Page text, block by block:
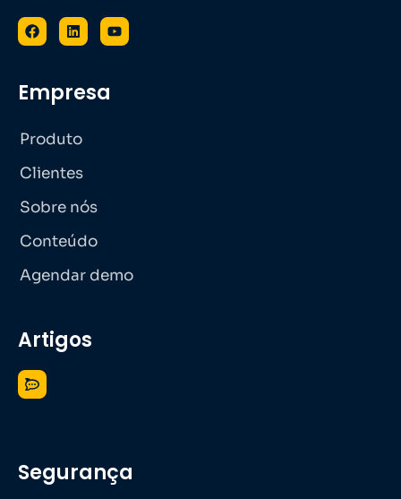
Empresa
Produto
Clientes
Sobre nós
Conteúdo
Agendar demo
Artigos
Segurança